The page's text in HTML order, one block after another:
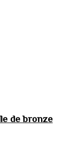
de bronze